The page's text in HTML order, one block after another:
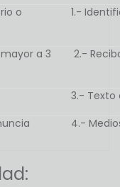
o
1.-
a 3
2.-
3.- Texto
4.-